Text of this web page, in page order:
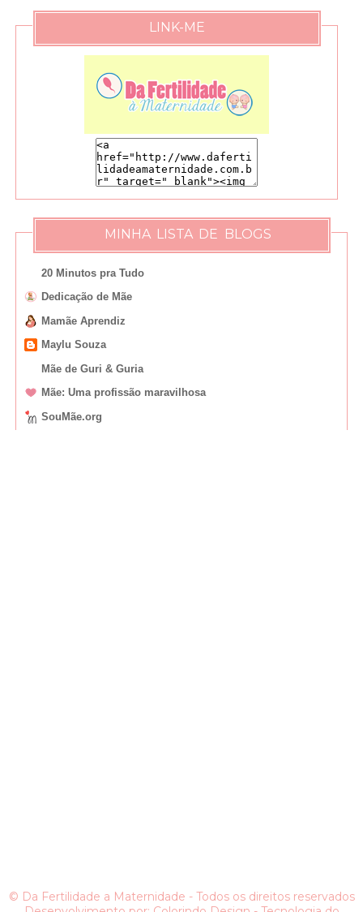
LINK-ME
MINHA LISTA DE BLOGS
20 Minutos pra Tudo
Dedicação de Mãe
Mamãe Aprendiz
Maylu Souza
Mãe de Guri & Guria
Mãe: Uma profissão maravilhosa
SouMãe.org
© Da Fertilidade a Maternidade - Todos os direitos reservados